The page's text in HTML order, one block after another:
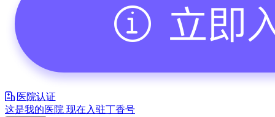
医院认证
这是我的医院 现在入驻丁香号